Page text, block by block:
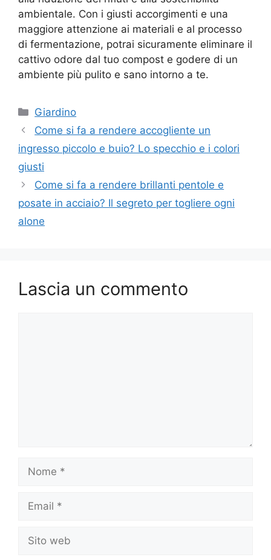
ambientale. Con i giusti accorgimenti e una
maggiore attenzione ai materiali e al processo
di fermentazione, potrai sicuramente eliminare il
cattivo odore dal tuo compost e godere di un
ambiente più pulito e sano intorno a te.
Categorie
Giardino
Come si fa a rendere accogliente un
ingresso piccolo e buio? Lo specchio e i colori
giusti
Come si fa a rendere brillanti pentole e
posate in acciaio? Il segreto per togliere ogni
alone
Lascia un commento
Nome
Email
Sito
web